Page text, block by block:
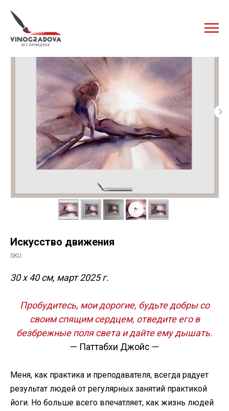
Искусство движения
SKU:
30 х 40 см, март 2025 г.
Пробудитесь, мои дорогие, будьте добры со
своим спящим сердцем, отведите его в
безбрежные поля света и дайте ему дышать.
— Паттабхи Джойс —
Меня, как практика и преподавателя, всегда радует
результат людей от регулярных занятий практикой
йоги. Но больше всего впечатляет, как жизнь людей